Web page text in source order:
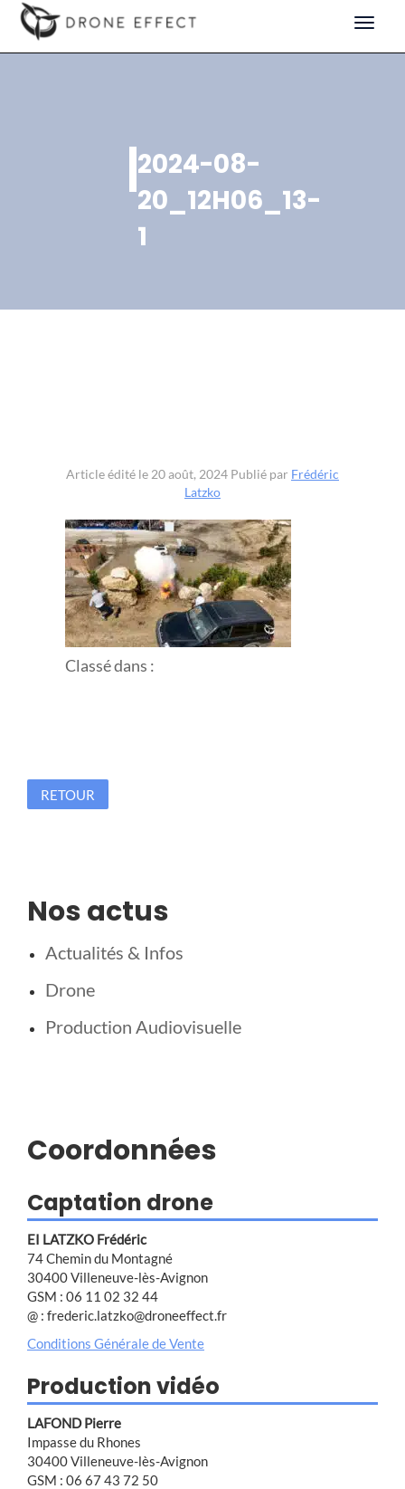
Toggle
2024-08-
20_12H06_13-
1
Article édité le 20 août, 2024 Publié par Frédéric
Latzko
Classé dans :
RETOUR
Nos actus
Actualités & Infos
Drone
Production Audiovisuelle
Coordonnées
Captation drone
EI LATZKO Frédéric
74 Chemin du Montagné
30400 Villeneuve-lès-Avignon
GSM : 06 11 02 32 44
@ : frederic.latzko@droneeffect.fr
Conditions Générale de Vente
Production vidéo
LAFOND Pierre
Impasse du Rhones
30400 Villeneuve-lès-Avignon
GSM : 06 67 43 72 50